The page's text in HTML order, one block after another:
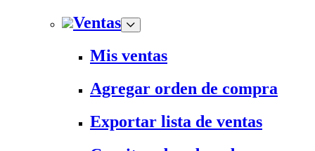
Ventas
Mis ventas
Agregar orden de compra
Exportar lista de ventas